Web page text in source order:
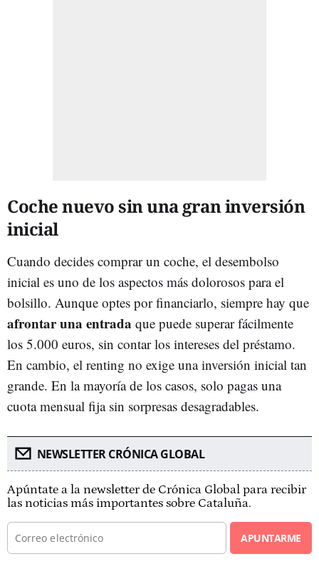
Coche nuevo sin una gran inversión
inicial
Cuando decides comprar un coche, el desembolso
inicial es uno de los aspectos más dolorosos para el
bolsillo. Aunque optes por financiarlo, siempre hay que
afrontar una entrada que puede superar fácilmente
los 5.000 euros, sin contar los intereses del préstamo.
En cambio, el renting no exige una inversión inicial tan
grande. En la mayoría de los casos, solo pagas una
cuota mensual fija sin sorpresas desagradables.
NEWSLETTER CRÓNICA GLOBAL
Apúntate a la newsletter de Crónica Global para recibir
las noticias más importantes sobre Cataluña.
APUNTARME